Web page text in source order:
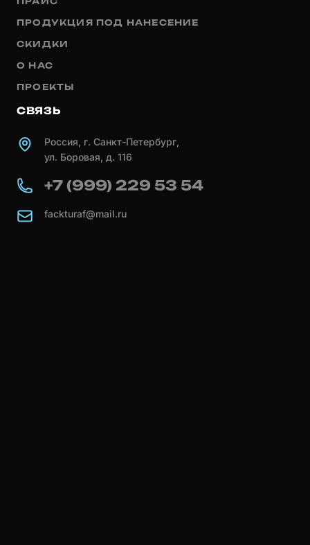
ПРОДУКЦИЯ ПОД НАНЕСЕНИЕ
СКИДКИ
О НАС
ПРОЕКТЫ
СВЯЗЬ
Россия, г. Санкт-Петербург,
ул. Боровая, д. 116
+7 (999) 229 53 54
fackturaf@mail.ru